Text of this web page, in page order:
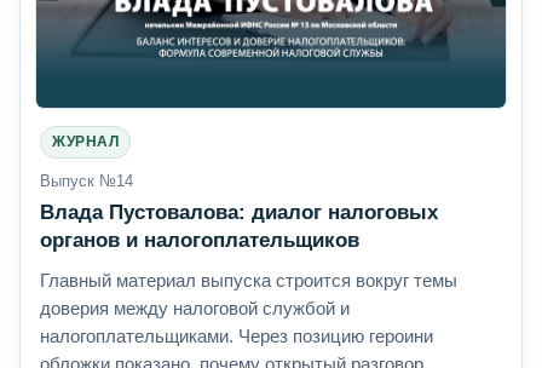
ЖУРНАЛ
Выпуск №14
Влада Пустовалова: диалог налоговых
органов и налогоплательщиков
Главный материал выпуска строится вокруг темы
доверия между налоговой службой и
налогоплательщиками. Через позицию героини
обложки показано, почему открытый разговор,